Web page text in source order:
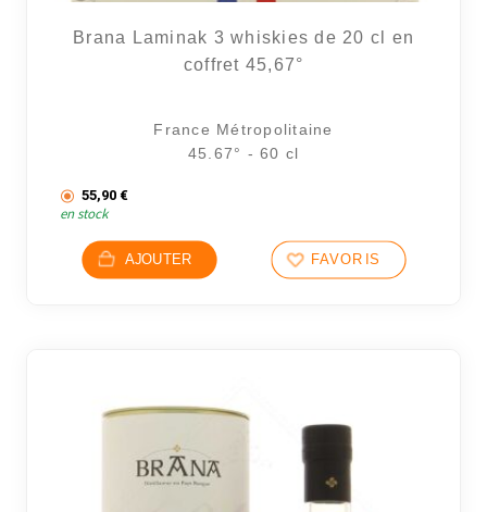
Brana Laminak 3 whiskies de 20 cl en
coffret 45,67°
France Métropolitaine
45.67° - 60 cl
55,90 €
en stock
AJOUTER FAVORIS